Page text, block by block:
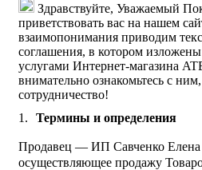
Здравствуйте, Уважаемый
приветствовать вас на нашем
взаимопонимания приводим
соглашения, в котором
услугами Интернет-магазина
внимательно ознакомьтесь с
сотрудничество!
Термины и определения
Продавец — ИП Савченко Елена
осуществляющее продажу